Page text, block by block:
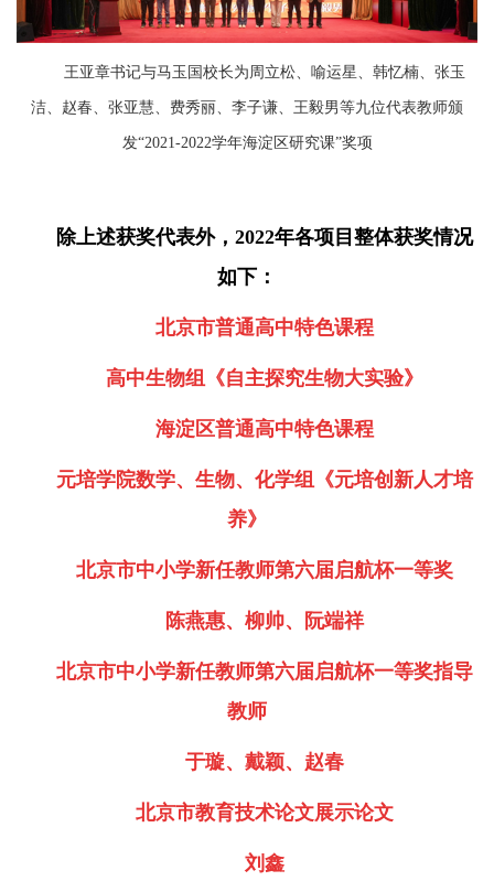
王亚章书记与马玉国校长为周立松、喻运星、韩忆楠、张玉
洁、赵春、张亚慧、费秀丽、李子谦、王毅男等九位代表教师颁
发“2021-2022学年海淀区研究课”奖项
除上述获奖代表外，2022年各项目整体获奖情况
如下：
北京市普通高中特色课程
高中生物组《自主探究生物大实验》
海淀区普通高中特色课程
元培学院数学、生物、化学组《元培创新人才培
养》
北京市中小学新任教师第六届启航杯一等奖
陈燕惠、柳帅、阮端祥
北京市中小学新任教师第六届启航杯一等奖指导
教师
于璇、戴颖、赵春
北京市教育技术论文展示论文
刘鑫